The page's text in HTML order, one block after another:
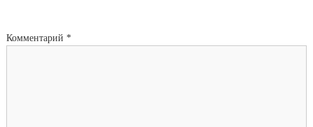
Комментарий *